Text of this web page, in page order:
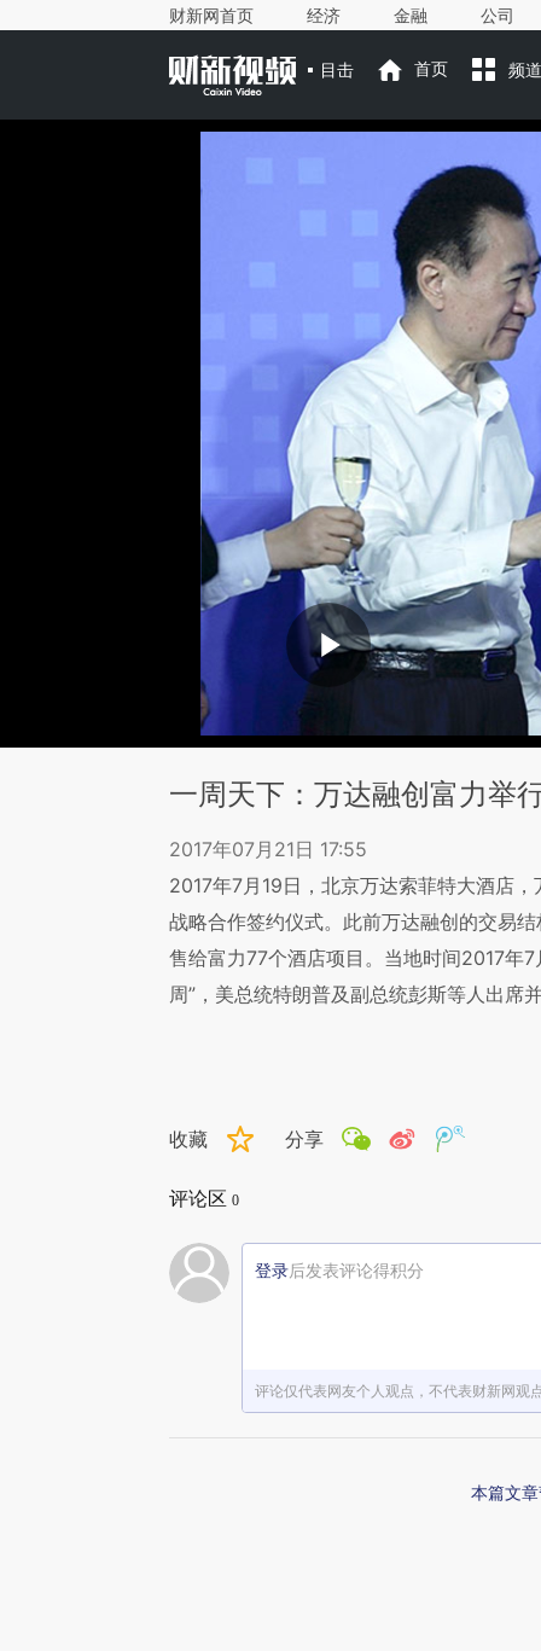
财新网首页 经济 金融 公司
目击 首页 频道
一周天下：万达融创富力举
2017年07月21日 17:55
2017年7月19日，北京万达索菲特大酒店
战略合作签约仪式。此前万达融创的交易
售给富力77个酒店项目。当地时间2017年
周”，美总统特朗普及副总统彭斯等人出席
收藏 分享
评论区 0
登录后发表评论得积分
评论仅代表网友个人观点，不代表财新网观
本篇文